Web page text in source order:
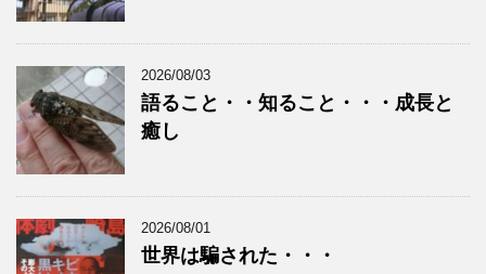
2026/08/03
語ること・・知ること・・・成長と
癒し
2026/08/01
世界は騙された・・・